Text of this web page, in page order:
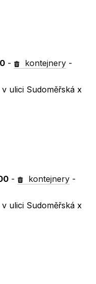
- kontejnery -
ulici Sudoměřská x
- kontejnery -
ulici Sudoměřská x